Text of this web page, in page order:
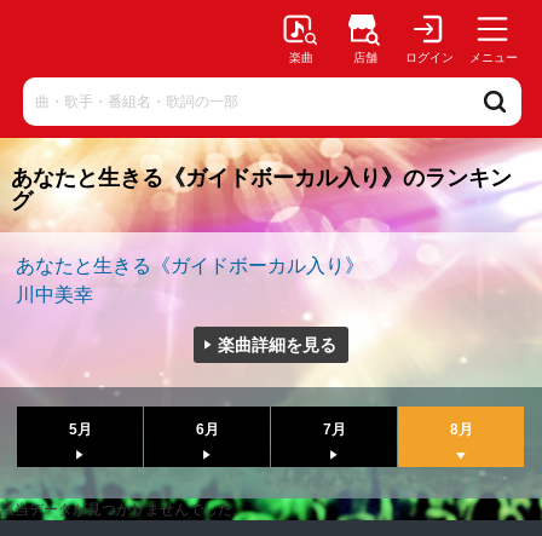
楽曲 店舗 ログイン メニュー
あなたと生きる《ガイドボーカル入り》のランキン
グ
あなたと生きる《ガイドボーカル入り》
川中美幸
楽曲詳細を見る
5月 6月 7月 8月
該当データが見つかりませんでした。